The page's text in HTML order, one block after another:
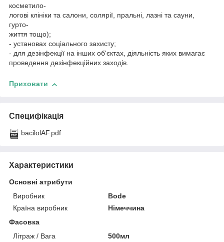
косметило-
логові клініки та салони, солярії, пральні, лазні та сауни,
гурто-
життя тощо);
- установах соціального захисту;
- для дезінфекції на інших об'єктах, діяльність яких вимагає
проведення дезінфекційних заходів.
Приховати
Специфікація
bacilolAF.pdf
Характеристики
Основні атрибути
Виробник
Bode
Країна виробник
Німеччина
Фасовка
Літраж / Вага
500мл